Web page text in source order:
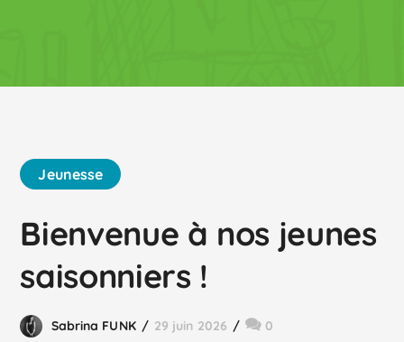
Jeunesse
Bienvenue à nos jeunes
saisonniers !
Sabrina FUNK 29 juin 2026 0